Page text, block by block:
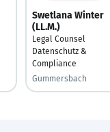
Swetlana Winter
(LL.M.)
Legal Counsel
Datenschutz &
Compliance
Gummersbach